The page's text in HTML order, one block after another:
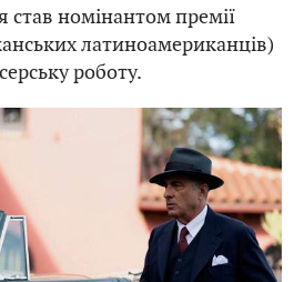
став номінантом премії
латиноамериканців)
роботу.